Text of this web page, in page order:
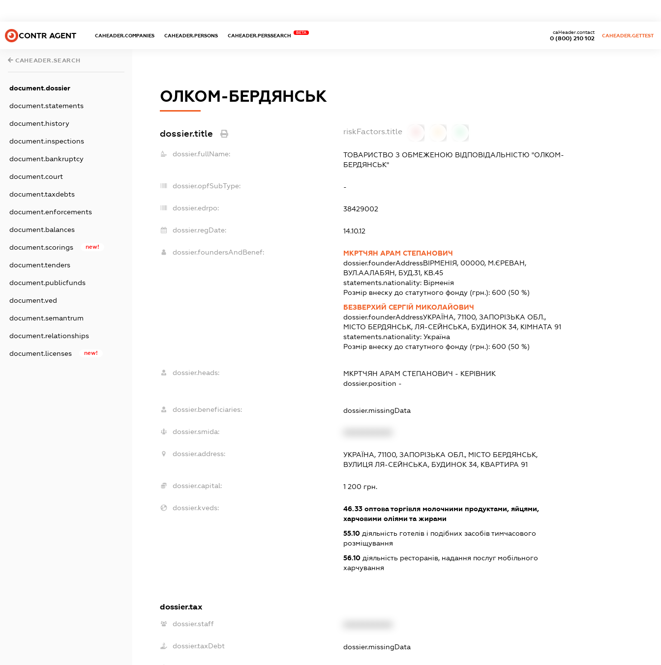
CONTR AGENT CAHEADER.COMPANIES CAHEADER.PERSONS CAHEADER.PERSSEARCH
BETA
0 (800) 210 102
caHeader.contact
CAHEADER.GETTEST
CAHEADER.SEARCH
document.dossier
document.statements
document.history
document.inspections
document.bankruptcy
document.court
document.taxdebts
document.enforcements
document.balances
document.scorings new!
document.tenders
document.publicfunds
document.ved
document.semantrum
document.relationships
document.licenses new!
ОЛКОМ-БЕРДЯНСЬК
dossier.title riskFactors.title
dossier.fullName:
ТОВАРИСТВО З ОБМЕЖЕНОЮ ВІДПОВІДАЛЬНІСТЮ "ОЛКОМ-
БЕРДЯНСЬК"
dossier.opfSubType: -
dossier.edrpo: 38429002
dossier.regDate: 14.10.12
dossier.foundersAndBenef:
МКРТЧЯН АРАМ СТЕПАНОВИЧ
dossier.founderAddressВІРМЕНІЯ, 00000, М.ЄРЕВАН,
ВУЛ.ААЛАБЯН, БУД.31, КВ.45
statements.nationality: Вірменія
Розмір внеску до статутного фонду (грн.): 600 (50 %)
БЕЗВЕРХИЙ СЕРГІЙ МИКОЛАЙОВИЧ
dossier.founderAddressУКРАЇНА, 71100, ЗАПОРІЗЬКА ОБЛ.,
МІСТО БЕРДЯНСЬК, ЛЯ-СЕЙНСЬКА, БУДИНОК 34, КІМНАТА 91
statements.nationality: Україна
Розмір внеску до статутного фонду (грн.): 600 (50 %)
dossier.heads: МКРТЧЯН АРАМ СТЕПАНОВИЧ - КЕРІВНИК
dossier.position -
dossier.beneficiaries: dossier.missingData
dossier.smida:
dossier.address:
УКРАЇНА, 71100, ЗАПОРІЗЬКА ОБЛ., МІСТО БЕРДЯНСЬК,
ВУЛИЦЯ ЛЯ-СЕЙНСЬКА, БУДИНОК 34, КВАРТИРА 91
dossier.capital: 1 200 грн.
dossier.kveds: 46.33оптова торгівля молочними продуктами, яйцями,
харчовими оліями та жирами
55.10діяльність готелів і подібних засобів тимчасового
розміщування
56.10діяльність ресторанів, надання послуг мобільного
харчування
dossier.tax
dossier.staff
dossier.taxDebt dossier.missingData